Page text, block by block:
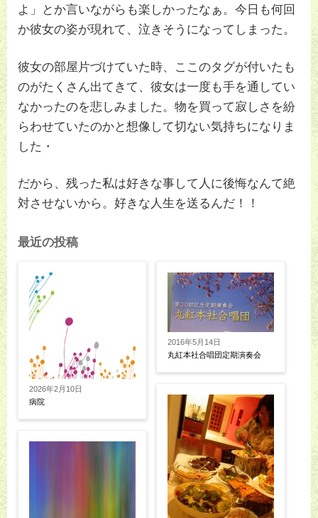
よ」とか言いながらも楽しかったなぁ。今日も何回
か彼女の姿が現れて、泣きそうになってしまった。
彼女の部屋片づけていた時、ここのタグが付いたも
のがたくさん出てきて、彼女は一度も手を通してい
なかったのを悲しみました。物を買って寂しさを紛
らわせていたのかと想像して切ない気持ちになりま
した・
だから、残った私は好きな事して人に後悔なんて絶
対させないから。好きな人生を送るんだ！！
最近の投稿
2026年2月10日
病院
2016年5月14日
丸紅本社合唱団定期演奏会